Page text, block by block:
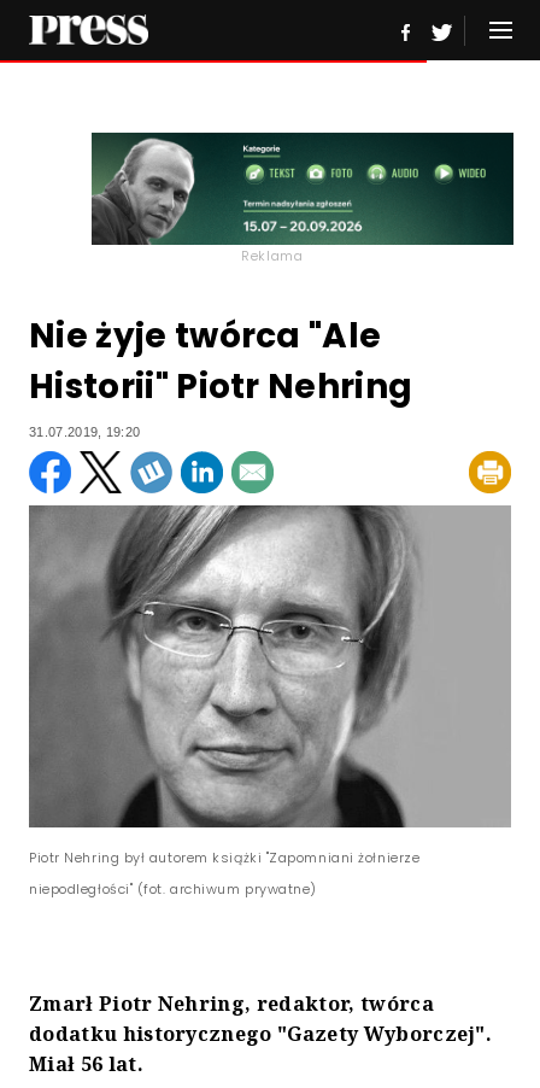
Reklama
Nie żyje twórca "Ale
Historii" Piotr Nehring
31.07.2019, 19:20
Piotr Nehring był autorem książki "Zapomniani żołnierze
niepodległości" (fot. archiwum prywatne)
Zmarł Piotr Nehring, redaktor, twórca
dodatku historycznego "Gazety Wyborczej".
Miał 56 lat.